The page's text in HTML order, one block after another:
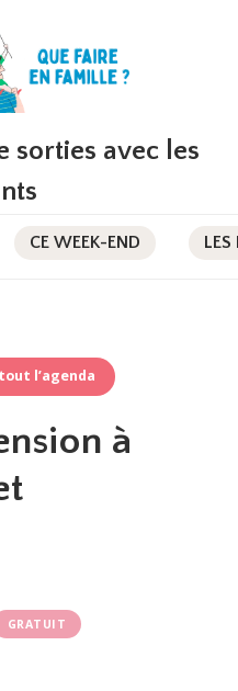
sorties avec les
CE WEEK-END LES
l’agenda
à
GRATUIT